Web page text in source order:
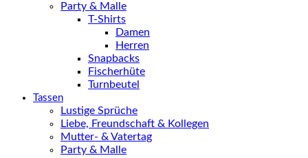
Party & Malle
T-Shirts
Damen
Herren
Snapbacks
Fischerhüte
Turnbeutel
Tassen
Lustige Sprüche
Liebe, Freundschaft & Kollegen
Mutter- & Vatertag
Party & Malle